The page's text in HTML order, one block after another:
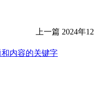
上一篇 2024年12
和内容的关键字